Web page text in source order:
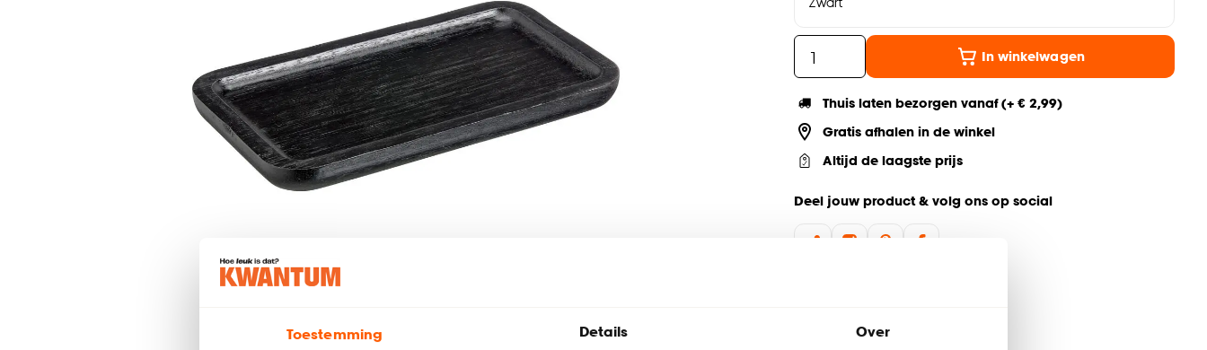
Toestemming Details Over
In winkelwagen
Thuis laten bezorgen vanaf (+ € 2,99)
Gratis afhalen in de winkel
Altijd de laagste prijs
Deel jouw product & volg ons op social